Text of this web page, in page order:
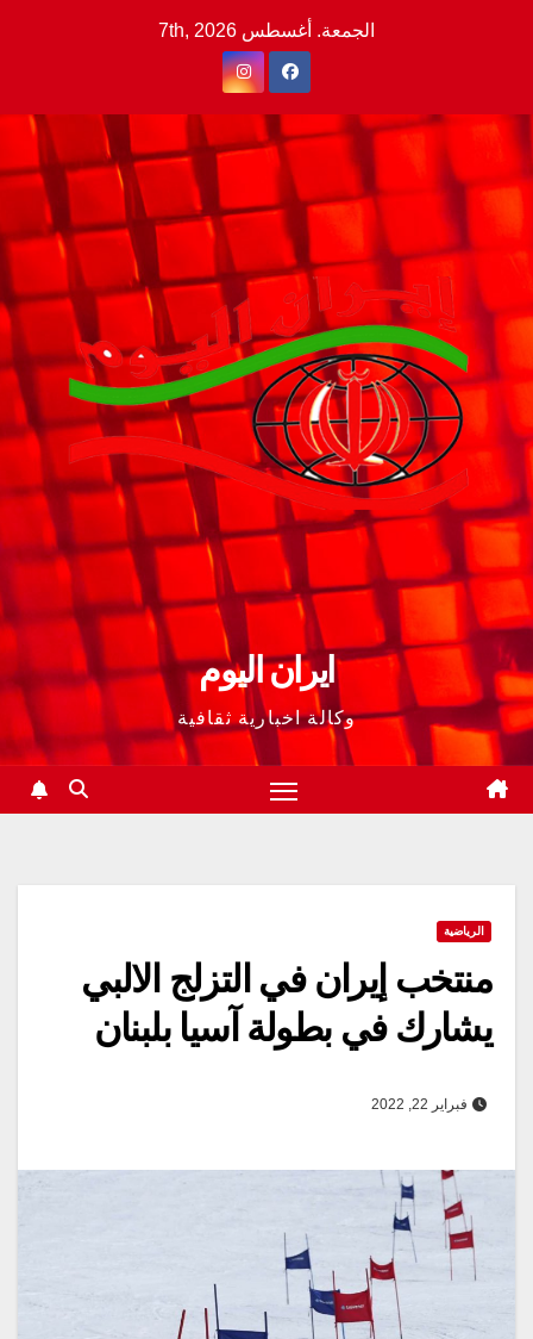
الجمعة. أغسطس 7th, 2026
ايران اليوم
وكالة اخبارية ثقافية
الرياضية
منتخب إيران في التزلج الالبي​
يشارك في بطولة آسيا بلبنان
فبراير 22, 2022